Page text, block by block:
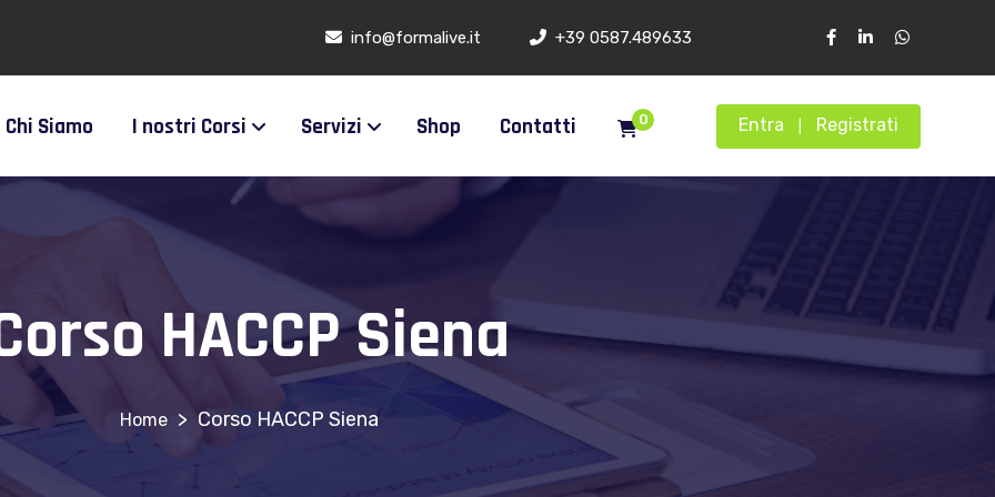
info@formalive.it +39 0587.489633
Chi Siamo I nostri Corsi Servizi Shop Contatti 0 Entra Registrati
HACCP Siena
> Corso HACCP Siena